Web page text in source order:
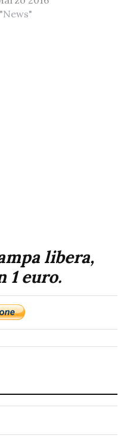
libera,
1 euro.